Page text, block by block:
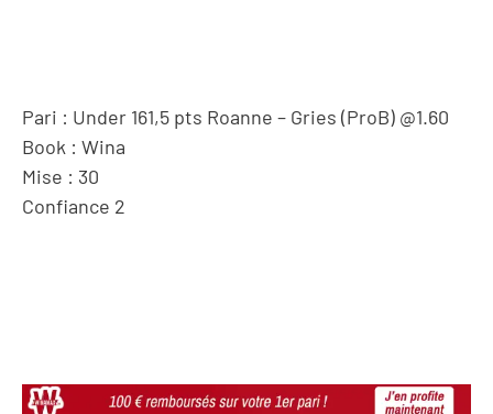
Pari : Under 161,5 pts Roanne – Gries (ProB) @1.60
Book : Wina
Mise : 30
Confiance 2